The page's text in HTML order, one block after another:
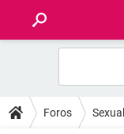
FOROS
Foros